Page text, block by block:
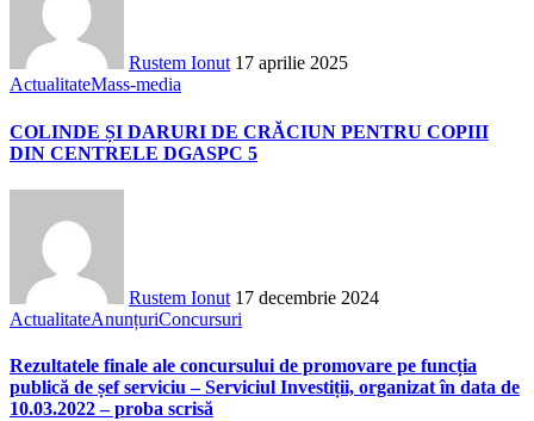
Rustem Ionut 17 aprilie 2025
ActualitateMass-media
COLINDE ȘI DARURI DE CRĂCIUN PENTRU COPIII
DIN CENTRELE DGASPC 5
Rustem Ionut 17 decembrie 2024
ActualitateAnunțuriConcursuri
Rezultatele finale ale concursului de promovare pe funcția
publică de șef serviciu – Serviciul Investiții, organizat în data de
10.03.2022 – proba scrisă